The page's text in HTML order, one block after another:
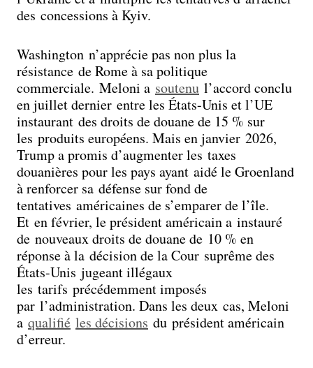
des concessions à Kyiv.
Washington n’apprécie pas non plus la
résistance de Rome à sa politique
commerciale. Meloni a soutenu l’accord conclu
en juillet dernier entre les États-Unis et l’UE
instaurant des droits de douane de 15 % sur
les produits européens. Mais en janvier 2026,
Trump a promis d’augmenter les taxes
douanières pour les pays ayant aidé le Groenland
à renforcer sa défense sur fond de
tentatives américaines de s’emparer de l’île.
Et en février, le président américain a instauré
de nouveaux droits de douane de 10 % en
réponse à la décision de la Cour suprême des
États-Unis jugeant illégaux
les tarifs précédemment imposés
par l’administration. Dans les deux cas, Meloni
a qualifié les décisions du président américain
d’erreur.